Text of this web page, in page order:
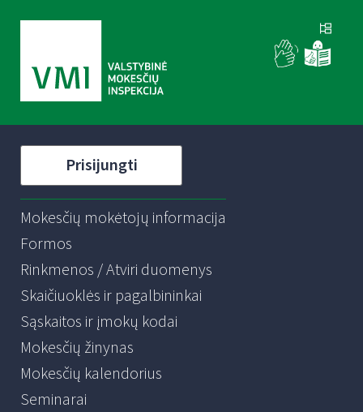
Prisijungti
Mokesčių mokėtojų informacija
Formos
Rinkmenos / Atviri duomenys
Skaičiuoklės ir pagalbininkai
Sąskaitos ir įmokų kodai
Mokesčių žinynas
Mokesčių kalendorius
Seminarai